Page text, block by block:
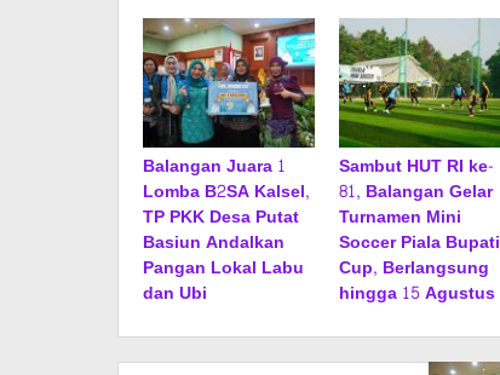
Balangan Juara 1
Lomba B2SA Kalsel,
TP PKK Desa Putat
Basiun Andalkan
Pangan Lokal Labu
dan Ubi
Sambut HUT RI ke-
81, Balangan Gelar
Turnamen Mini
Soccer Piala Bupati
Cup, Berlangsung
hingga 15 Agustus